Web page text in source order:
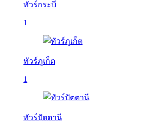
ทัวร์กระบี่
1
ทัวร์ภูเก็ต
1
ทัวร์ปัตตานี